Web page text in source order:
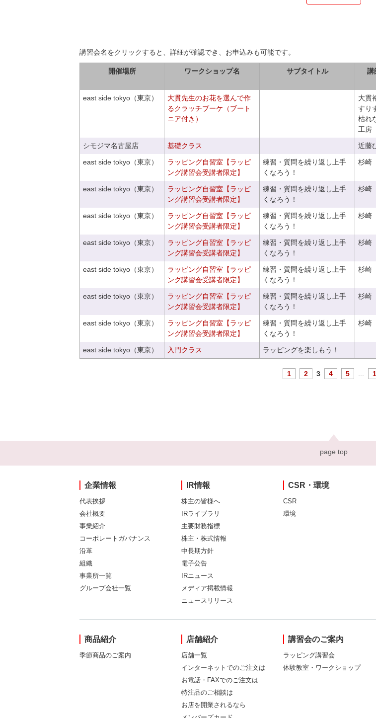
講習会名をクリックすると、詳細が確認でき、お申込みも可能です。
開催場所 ワークショップ名 サブタイトル 講
east side tokyo（東京）
大貫先生のお花を選んで作
るクラッチブーケ（ブート
ニア付き）
大貫
すり
枯れ
工房
シモジマ名古屋店 基礎クラス 近藤
east side tokyo（東京）
ラッピング自習室【ラッピ
ング講習会受講者限定】
練習・質問を繰り返し上手
くなろう！
杉崎
east side tokyo（東京）
ラッピング自習室【ラッピ
ング講習会受講者限定】
練習・質問を繰り返し上手
くなろう！
杉崎
east side tokyo（東京）
ラッピング自習室【ラッピ
ング講習会受講者限定】
練習・質問を繰り返し上手
くなろう！
杉崎
east side tokyo（東京）
ラッピング自習室【ラッピ
ング講習会受講者限定】
練習・質問を繰り返し上手
くなろう！
杉崎
east side tokyo（東京）
ラッピング自習室【ラッピ
ング講習会受講者限定】
練習・質問を繰り返し上手
くなろう！
杉崎
east side tokyo（東京）
ラッピング自習室【ラッピ
ング講習会受講者限定】
練習・質問を繰り返し上手
くなろう！
杉崎
east side tokyo（東京）
ラッピング自習室【ラッピ
ング講習会受講者限定】
練習・質問を繰り返し上手
くなろう！
杉崎
east side tokyo（東京） 入門クラス ラッピングを楽しもう！
1 2 3 4 5
page top
企業情報
代表挨拶
会社概要
事業紹介
コーポレートガバナンス
沿革
組織
事業所一覧
グループ会社一覧
IR情報
株主の皆様へ
IRライブラリ
主要財務指標
株主・株式情報
中長期方針
電子公告
IRニュース
メディア掲載情報
ニュースリリース
CSR・環境
CSR
環境
商品紹介
季節商品のご案内
店舗紹介
店舗一覧
インターネットでのご注文は
お電話・FAXでのご注文は
特注品のご相談は
お店を開業されるなら
講習会のご案内
ラッピング講習会
体験教室・ワークショップ